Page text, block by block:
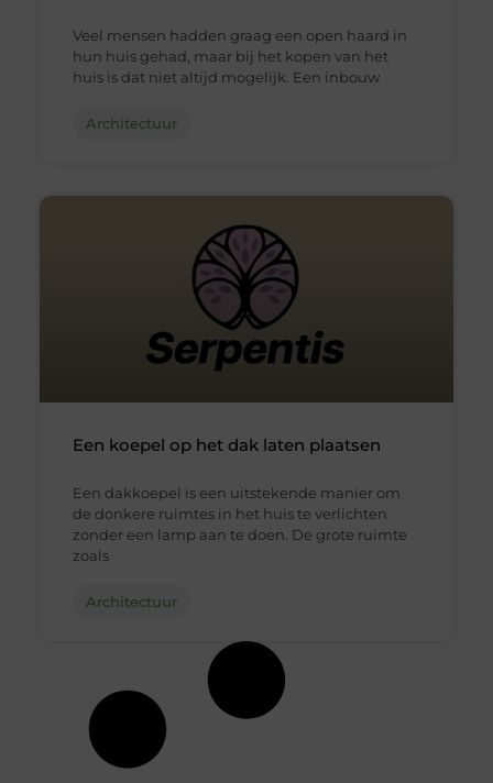
Veel mensen hadden graag een open haard in
hun huis gehad, maar bij het kopen van het
huis is dat niet altijd mogelijk. Een inbouw
Architectuur
Een koepel op het dak laten plaatsen
Een dakkoepel is een uitstekende manier om
de donkere ruimtes in het huis te verlichten
zonder een lamp aan te doen. De grote ruimte
zoals
Architectuur